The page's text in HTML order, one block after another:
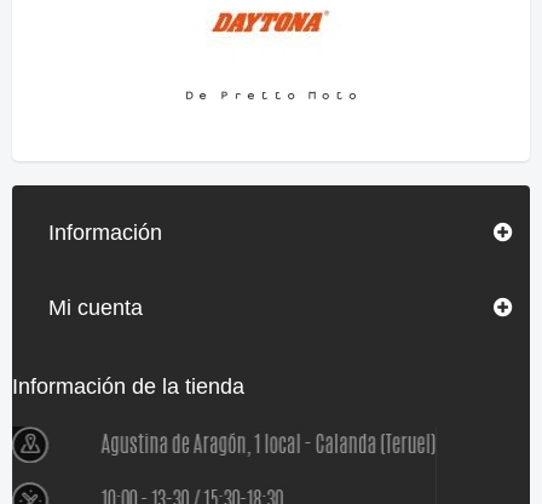
Información
Mi cuenta
Información de la tienda